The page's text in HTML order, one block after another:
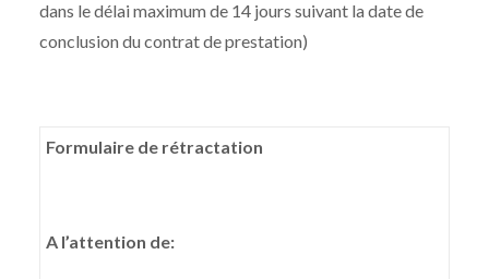
dans le délai maximum de 14 jours suivant la date de
conclusion du contrat de prestation)
Formulaire de rétractation
A l’attention de: